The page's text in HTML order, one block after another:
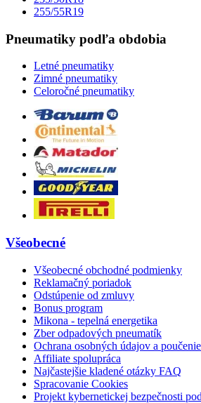
255/55R19
Pneumatiky podľa obdobia
Letné pneumatiky
Zimné pneumatiky
Celoročné pneumatiky
Všeobecné
Všeobecné obchodné podmienky
Reklamačný poriadok
Odstúpenie od zmluvy
Bonus program
Mikona - tepelná energetika
Zber odpadových pneumatík
Ochrana osobných údajov a
Affiliate spolupráca
Najčastejšie kladené otázky FAQ
Spracovanie Cookies
Projekt kybernetickej bezpečnosti